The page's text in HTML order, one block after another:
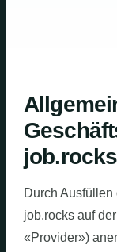
Durch
job.rocks auf
«Provider»)